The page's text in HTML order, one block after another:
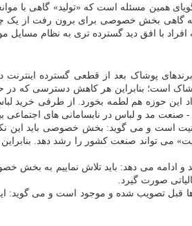
گویای همین مسئله است که «تولید» گاهی
که گاهی بخش خصوصی برای برون رفت از
با افق دید گسترده تری به نظام مسایل
پوشاک بعد از قطعی گسترده
است؛ بنابراین هر کاهش دسترسی که
این حوزه هم لطمه بخورد. از طرفی خرید
صنعت مد و لباس در نابسامانی های اجتماعی
می تواند صنعت کشور را رشد دهد.
می دهد: باید تلاش نماییم به بخش
صورت گیرد.
تصویب شده و موجود است و می گوید: